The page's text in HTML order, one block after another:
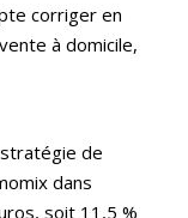
corriger en
à domicile,
stratégie de
dans
soit 11,5 %